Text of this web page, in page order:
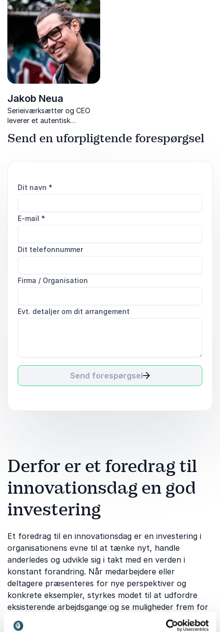
Søeborg Ahlefeldt er en
skarp, autentisk og
humoristisk foredragsholder.
Jakob Neua
Serieiværksætter og CEO
leverer et autentisk
vækst og personlig ledelse i
Send en uforpligtende forespørgsel
Dit navn *
E-mail *
Dit telefonnummer
Firma / Organisation
Evt. detaljer om dit arrangement
Send forespørgsel
Derfor er et foredrag til
innovationsdag en god
investering
Et foredrag til en innovationsdag er en investering i
organisationens evne til at tænke nyt, handle
anderledes og udvikle sig i takt med en verden i
konstant forandring. Når medarbejdere eller
deltagere præsenteres for nye perspektiver og
konkrete eksempler, styrkes modet til at udfordre
eksisterende arbejdsgange og se muligheder frem for
begrænsninger. Et professionelt foredrag kan være